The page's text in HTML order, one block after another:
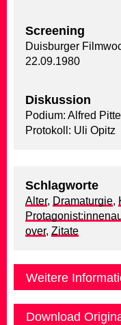
Screening
Duisburger
22.09.1980
Diskussion
Podium: Alfred
Protokoll: Uli Opitz
Schlagworte
Alter, Dramaturgie,
over, Zitate
Weitere
Download